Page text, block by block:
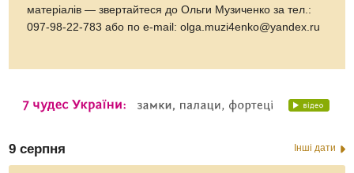
матеріалів — звертайтеся до Ольги Музиченко за тел.:
097-98-22-783 або по е-mail: olga.muzi4enko@yandex.ru
9 серпня Інші дати